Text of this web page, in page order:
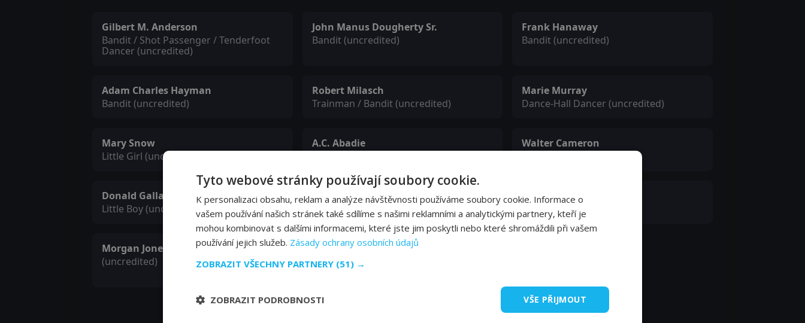
Gilbert M. Anderson
Bandit / Shot Passenger / Tenderfoot
Dancer (uncredited)
John Manus Dougherty Sr.
Bandit (uncredited)
Frank Hanaway
Bandit (uncredited)
Adam Charles Hayman
Bandit (uncredited)
Robert Milasch
Trainman / Bandit (uncredited)
Marie Murray
Dance-Hall Dancer (uncredited)
Mary Snow
Little Girl (uncredited)
A.C. Abadie
Walter Cameron
Donald Gallaher
Little Boy (uncredited)
Shadrack E. Graham
Child (uncredited)
George Barnes
(uncredited)
Morgan Jones
(uncredited)
Justus D. Barnes
Bandit Who Fires at Camera
(uncredited)
Tyto webové stránky používají soubory cookie.
K personalizaci obsahu, reklam a analýze návštěvnosti používáme soubory cookie. Informace o
vašem používání našich stránek také sdílíme s našimi reklamními a analytickými partnery, kteří je
mohou kombinovat s dalšími informacemi, které jste jim poskytli nebo které shromáždili při vašem
používání jejich služeb. Zásady ochrany osobních údajů
ZOBRAZIT VŠECHNY PARTNERY (51) →
VŠE PŘIJMOUT
ZOBRAZIT PODROBNOSTI